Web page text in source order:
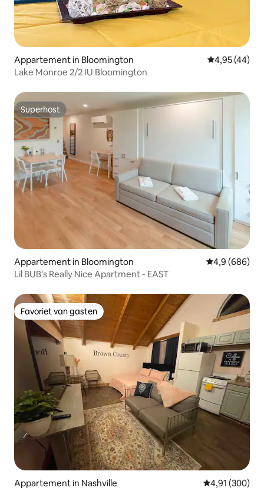
Appartement in Bloomington Gemiddelde
4,95 (44)
Lake Monroe 2/2 IU Bloomington
Superhost
Superhost
Appartement in Bloomington Gemiddelde
4,9 (686)
Lil BUB's Really Nice Apartment - EAST
Favoriet van gasten
Favoriet van gasten
Appartement in Nashville Gemiddelde
4,91 (300)